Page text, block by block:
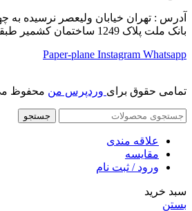
آدرس : تهران خیابان ولیعصر نرسیده به
بانک ملت پلاک 1249 ساختمان کشمیر طبقه سوم واحد 2
Paper-plane Instagram Whatsapp
تمامی حقوق برای وردپرس من محفوظ
جستجو
علاقه مندی
مقایسه
ورود / ثبت نام
سبد خرید
بستن